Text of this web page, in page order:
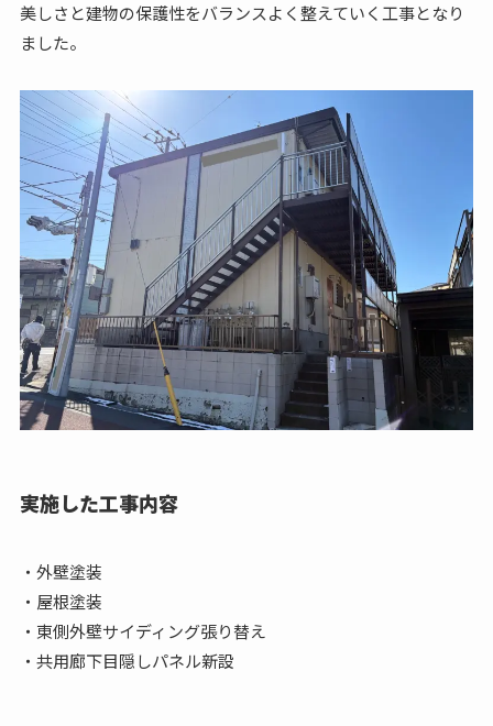
美しさと建物の保護性をバランスよく整えていく工事となり
ました。
実施した工事内容
・外壁塗装
・屋根塗装
・東側外壁サイディング張り替え
・共用廊下目隠しパネル新設